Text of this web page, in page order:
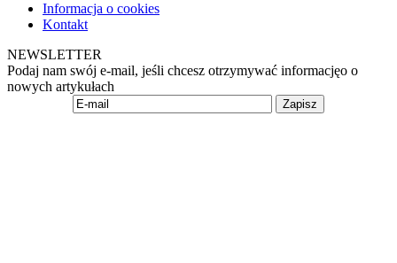
Informacja o cookies
Kontakt
NEWSLETTER
Podaj nam swój e-mail, jeśli chcesz otrzymywać informacjęo o
nowych artykułach
Zapisz